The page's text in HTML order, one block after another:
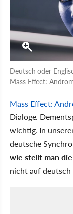
Deutsch oder
Mass Effect:
Mass Effect:
Dialoge.
wichtig. In
deutsche
wie stellt man
nicht auf deutsch